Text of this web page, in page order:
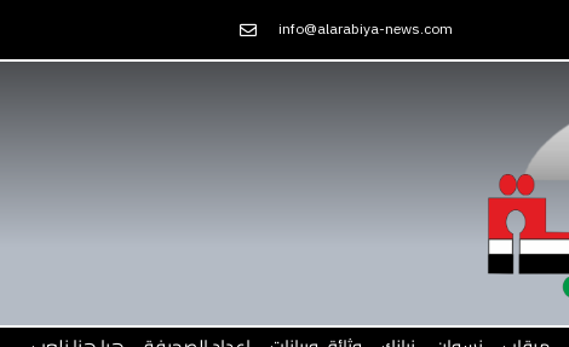
to
info@alarabiya-news.com